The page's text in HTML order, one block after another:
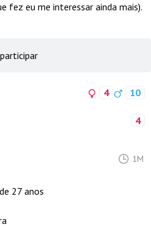
fez eu me interessar ainda mais).
4 10
4
1M
27 anos